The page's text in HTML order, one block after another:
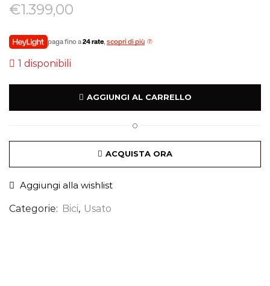
€1.399,00
paga fino a24 rate, scopri di più
1 disponibili
AGGIUNGI AL CARRELLO
O
ACQUISTA ORA
Aggiungi alla wishlist
Categorie: Bici, Usato